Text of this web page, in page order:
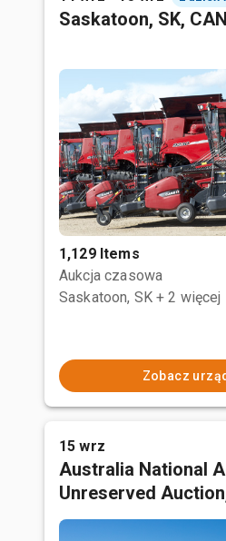
Saskatoon, SK, CAN
1,129 Items
Aukcja czasowa
Saskatoon, SK + 2 więcej
Zobacz
15 wrz
Australia National
Unreserved